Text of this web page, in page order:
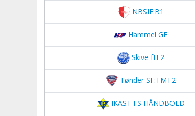
NBSIF:B1
Hammel GF
Skive fH 2
Tønder SF:TMT2
IKAST FS HÅNDBOLD